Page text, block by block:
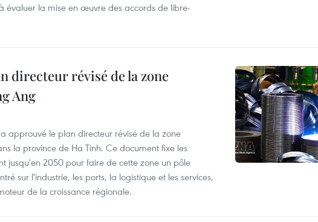
évaluer la mise en œuvre des accords de libre-
directeur révisé de la zone
Ang
approuvé le plan directeur révisé de la zone
la province de Ha Tinh. Ce document fixe les
jusqu'en 2050 pour faire de cette zone un pôle
sur l'industrie, les ports, la logistique et les services,
de la croissance régionale.